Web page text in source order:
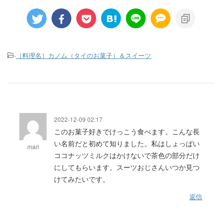
- ［料理名］カノム（タイのお菓子）＆スイーツ
mari
2022-12-09 02:17
このお菓子好きでけっこう食べます。こんな長
い名前だと初めて知りました。私はしょっぱい
ココナッツミルクはかけないで茶色の部分だけ
にしてもらいます。スーツおじさんいつか見つ
けてみたいです。
返信